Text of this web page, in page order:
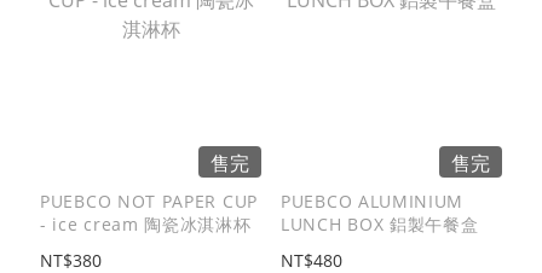
售完
PUEBCO NOT PAPER CUP
- ice cream 陶瓷冰淇淋杯
NT$380
售完
PUEBCO ALUMINIUM
LUNCH BOX 鋁製午餐盒
NT$480